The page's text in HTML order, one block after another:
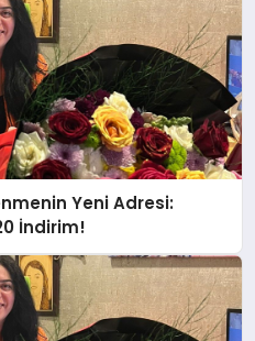
Yeni Adresi:
İndirim!